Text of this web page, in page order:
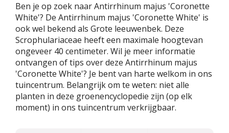
Ben je op zoek naar Antirrhinum majus 'Coronette
White'? De Antirrhinum majus 'Coronette White' is
ook wel bekend als Grote leeuwenbek. Deze
Scrophulariaceae heeft een maximale hoogtevan
ongeveer 40 centimeter. Wil je meer informatie
ontvangen of tips over deze Antirrhinum majus
'Coronette White'? Je bent van harte welkom in ons
tuincentrum. Belangrijk om te weten: niet alle
planten in deze groenencyclopedie zijn (op elk
moment) in ons tuincentrum verkrijgbaar.